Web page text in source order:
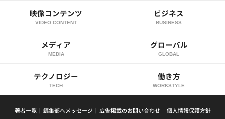
映像コンテンツ
VIDEO CONTENT
ビジネス
BUSINESS
メディア
MEDIA
グローバル
GLOBAL
テクノロジー
TECH
働き方
WORKSTYLE
著者一覧 編集部へメッセージ 広告掲載のお問い合わせ
個人情報保護方針